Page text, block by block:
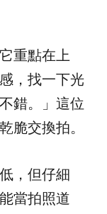
重點在上
，找一下光
錯。」這位
脆交換拍。
，但仔細
當拍照道